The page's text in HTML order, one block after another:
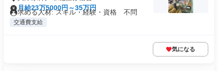
月給23万5000円～35万円
求める人材: スキル・経験・資格 不問
交通費支給
気になる